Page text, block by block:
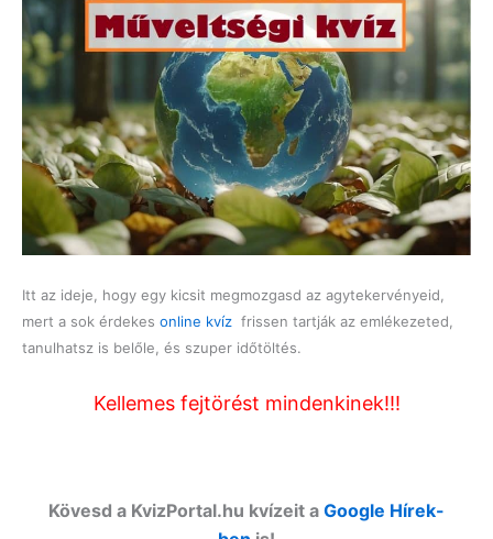
Itt az ideje, hogy egy kicsit megmozgasd az agytekervényeid,
mert a sok érdekes online kvíz frissen tartják az emlékezeted,
tanulhatsz is belőle, és szuper időtöltés.
Kellemes fejtörést mindenkinek!!!
Kövesd a KvizPortal.hu kvízeit a Google Hírek-